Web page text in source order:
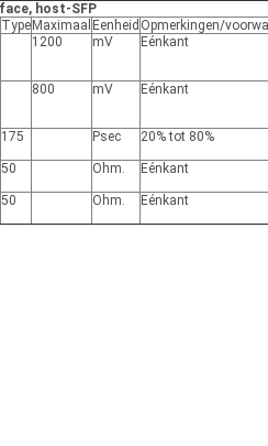
host-SFP
Type Maximaal Eenheid Opmerkingen/
1200 mV Eénkant
800 mV Eénkant
175 Psec 20% tot 80%
50 Ohm. Eénkant
50 Ohm. Eénkant